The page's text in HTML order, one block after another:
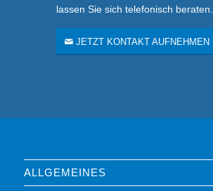
lassen Sie sich telefonisch beraten.
JETZT KONTAKT AUFNEHMEN
ALLGEMEINES